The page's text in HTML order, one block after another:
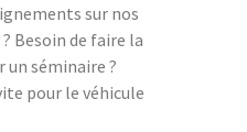
sur nos
Besoin de faire la
séminaire ?
pour le véhicule